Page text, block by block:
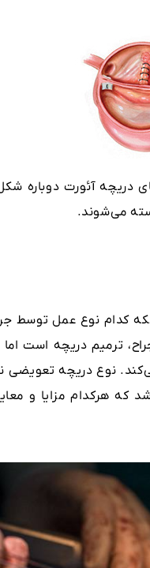
دریچه آئورت دوباره
می‌شوند.
کدام نوع عمل توسط
ترمیم دریچه است اما
نوع دریچه تعویضی
که هرکدام مزایا و